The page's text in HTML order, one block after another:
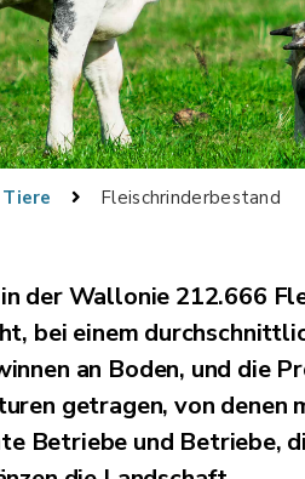
Tiere Fleischrinderbestand
der Wallonie 212.666
bei einem
an Boden, und die
getragen, von denen
Betriebe und Betriebe,